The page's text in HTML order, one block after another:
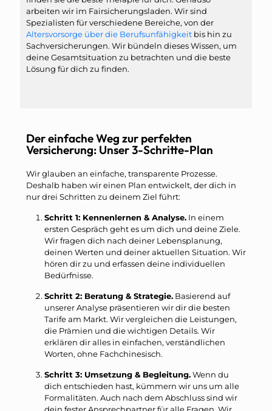
arbeiten wir im Fairsicherungsladen. Wir sind
Spezialisten für verschiedene Bereiche, von der
Altersvorsorge über die Berufsunfähigkeit bis hin zu
Sachversicherungen. Wir bündeln dieses Wissen, um
deine Gesamtsituation zu betrachten und die beste
Lösung für dich zu finden.
Der einfache Weg zur perfekten
Versicherung: Unser 3-Schritte-Plan
Wir glauben an einfache, transparente Prozesse.
Deshalb haben wir einen Plan entwickelt, der dich in
nur drei Schritten zu deinem Ziel führt:
Schritt 1: Kennenlernen & Analyse. In einem
ersten Gespräch geht es um dich und deine Ziele.
Wir fragen dich nach deiner Lebensplanung,
deinen Werten und deiner aktuellen Situation. Wir
hören dir zu und erfassen deine individuellen
Bedürfnisse.
Schritt 2: Beratung & Strategie. Basierend auf
unserer Analyse präsentieren wir dir die besten
Tarife am Markt. Wir vergleichen die Leistungen,
die Prämien und die wichtigen Details. Wir
erklären dir alles in einfachen, verständlichen
Worten, ohne Fachchinesisch.
Schritt 3: Umsetzung & Begleitung.Wenn du
dich entschieden hast, kümmern wir uns um alle
Formalitäten. Auch nach dem Abschluss sind wir
dein fester Ansprechpartner für alle Fragen. Wir